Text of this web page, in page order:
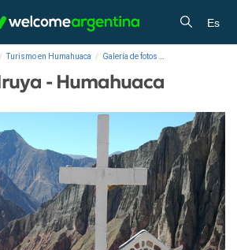
Es
Turismo en Humahuaca Galería de fotos
- Humahuaca